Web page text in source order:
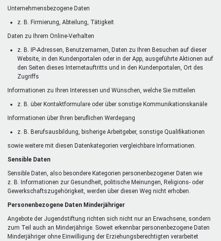
Unternehmensbezogene Daten
z. B. Firmierung, Abteilung, Tätigkeit
Daten zu Ihrem Online-Verhalten
z. B. IP-Adressen, Benutzernamen, Daten zu Ihren Besuchen auf dieser
Website, in den Kundenportalen oder in der App, ausgeführte Aktionen auf
den Seiten dieses Internetauftritts und in den Kundenportalen, Ort des
Zugriffs
Informationen zu Ihren Interessen und Wünschen, welche Sie mitteilen
z. B. über Kontaktformulare oder über sonstige Kommunikationskanäle
Informationen über Ihren beruflichen Werdegang
z. B. Berufsausbildung, bisherige Arbeitgeber, sonstige Qualifikationen
sowie weitere mit diesen Datenkategorien vergleichbare Informationen.
Sensible Daten
Sensible Daten, also besondere Kategorien personenbezogener Daten wie
z. B. Informationen zur Gesundheit, politische Meinungen, Religions- oder
Gewerkschaftszugehörigkeit, werden über diesen Weg nicht erhoben.
Personenbezogene Daten Minderjähriger
Angebote der Jugendstiftung richten sich nicht nur an Erwachsene, sondern
zum Teil auch an Minderjährige. Soweit erkennbar personenbezogene Daten
Minderjähriger ohne Einwilligung der Erziehungsberechtigten verarbeitet